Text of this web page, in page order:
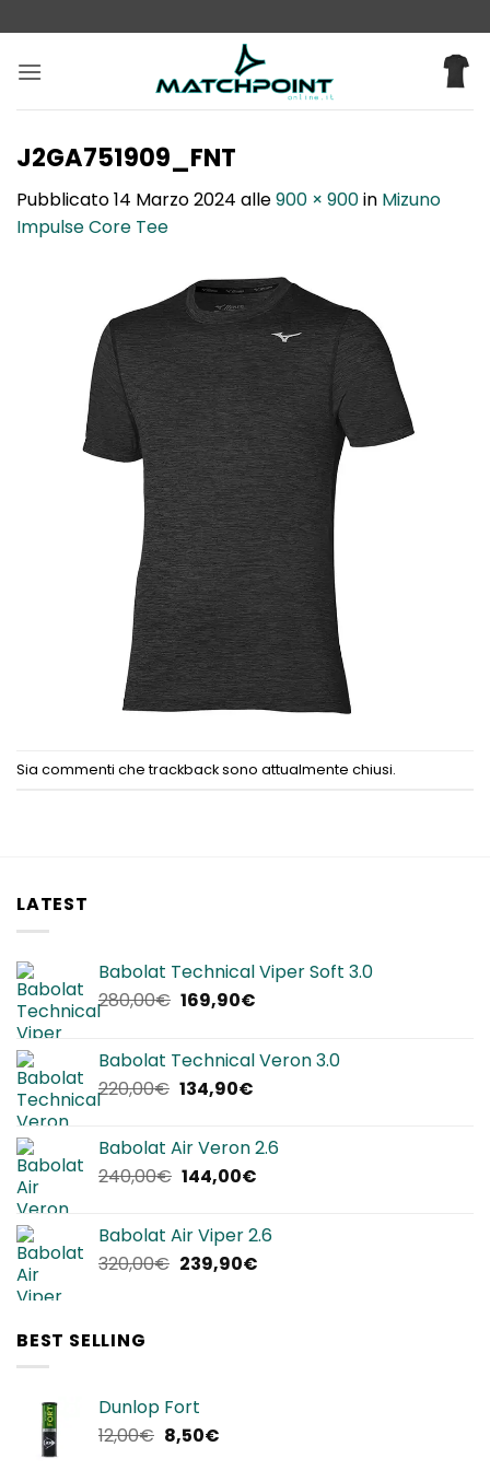
ai
contenuti
J2GA751909_FNT
Pubblicato14 Marzo 2024 alle900 × 900in Mizuno
Impulse Core Tee
Sia commenti che trackback sono attualmente chiusi.
LATEST
Babolat Technical Viper Soft 3.0
280,00€ Il
era:
280,00€.
169,90€Il
è:
Babolat Technical Veron 3.0
220,00€ Il
era:
220,00€.
134,90€Il
è:
134,90€.
Babolat Air Veron 2.6
240,00€ Il
era:
240,00€.
144,00€Il
è:
144,00€.
Babolat Air Viper 2.6
320,00€ Il
239,90€Il
BEST SELLING
Dunlop Fort
12,00€ Il
8,50€Il